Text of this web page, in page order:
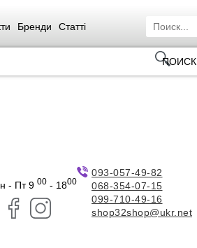
Бренди Статті
ПОИСК
- Пт 9 00 - 1800
093-057-49-82
068-354-07-15
099-710-49-16
shop32shop@ukr.net